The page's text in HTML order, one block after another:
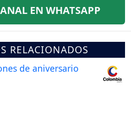
EN WHATSAPP
RELACIONADOS